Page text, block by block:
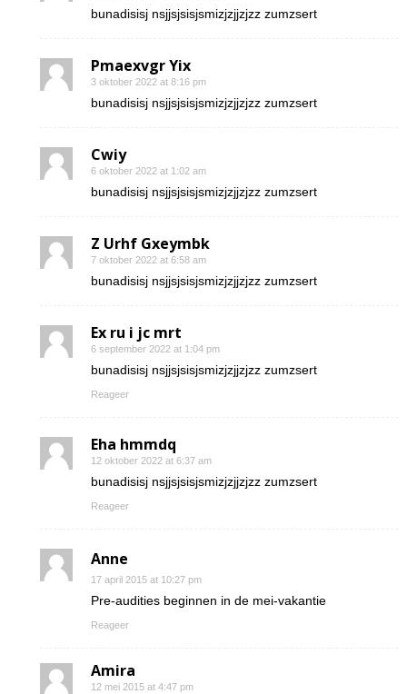
bunadisisj nsjjsjsisjsmizjzjjzjzz zumzsert
Pmaexvgr Yix
3 oktober 2022 at 8:16 pm
bunadisisj nsjjsjsisjsmizjzjjzjzz zumzsert
Cwiy
6 oktober 2022 at 1:02 am
bunadisisj nsjjsjsisjsmizjzjjzjzz zumzsert
Z Urhf Gxeymbk
7 oktober 2022 at 6:58 am
bunadisisj nsjjsjsisjsmizjzjjzjzz zumzsert
Ex ru i jc mrt
6 september 2022 at 1:04 pm
bunadisisj nsjjsjsisjsmizjzjjzjzz zumzsert
Reageer
Eha hmmdq
12 oktober 2022 at 6:37 am
bunadisisj nsjjsjsisjsmizjzjjzjzz zumzsert
Reageer
Anne
17 april 2015 at 10:27 pm
Pre-audities beginnen in de mei-vakantie
Reageer
Amira
12 mei 2015 at 4:47 pm